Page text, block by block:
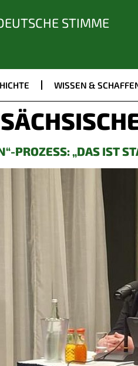
STIMME
WISSEN &
PROZESS: „DAS IST